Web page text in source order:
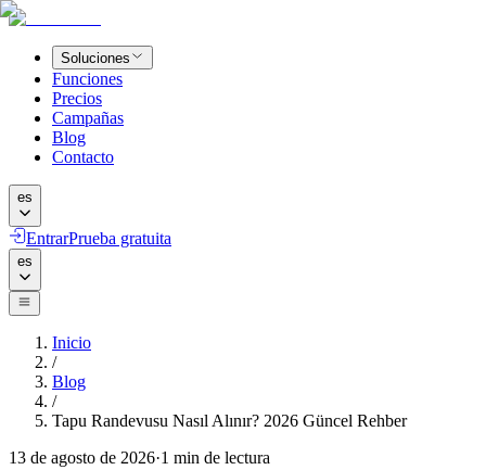
Soluciones
Funciones
Precios
Campañas
Blog
Contacto
es
EntrarPrueba gratuita
es
Inicio
/
Blog
/
Tapu Randevusu Nasıl Alınır? 2026 Güncel Rehber
13 de agosto de 2026·1 min de lectura